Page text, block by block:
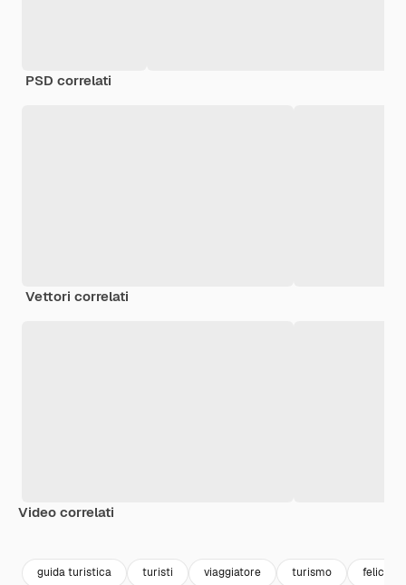
PSD correlati
Vettori correlati
Video correlati
guida turistica turisti viaggiatore turismo felicita